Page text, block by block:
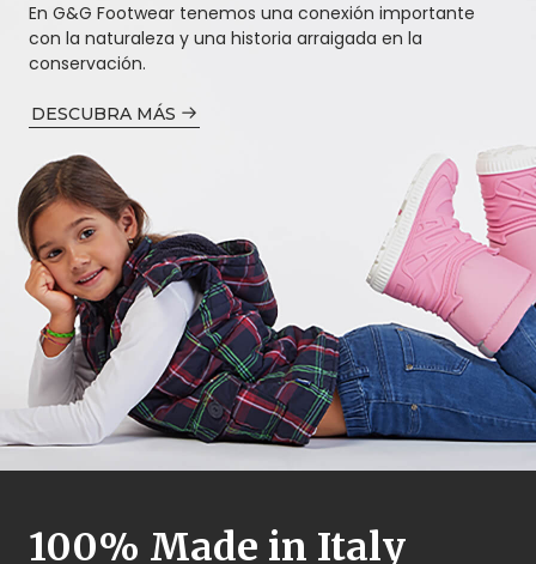
En G&G Footwear tenemos una conexión importante
con la naturaleza y una historia arraigada en la
conservación.
DESCUBRA MÁS
100% Made in Italy